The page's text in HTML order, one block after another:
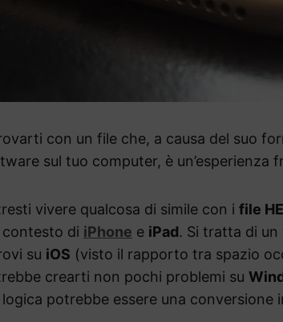
con un file che, a causa del suo
sul tuo computer, è un’esperienza
vivere qualcosa di simile con i file
contesto di iPhone e iPad. Si tratta di
su iOS (visto il rapporto tra spazio
crearti non pochi problemi su
logica potrebbe essere una conversione